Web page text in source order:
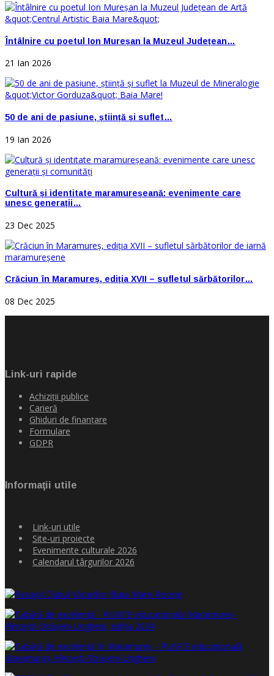
Întâlnire cu poetul Ion Mureșan la Muzeul Județean…
21 Ian 2026
50 de ani de pasiune, știință și suflet…
19 Ian 2026
Cultură și identitate maramureșeană: evenimente care
unesc generații…
23 Dec 2025
Crăciun în Maramureș, ediția XVII – sufletul sărbătorilor…
08 Dec 2025
Link-uri rapide
Achiziţii publice
Carieră
Ghiduri de finanţare
Formulare
GDPR
Informaţii utile
Link-uri utile
Site-uri proiecte
Evenimente culturale 2026
Calendarul târgurilor 2026